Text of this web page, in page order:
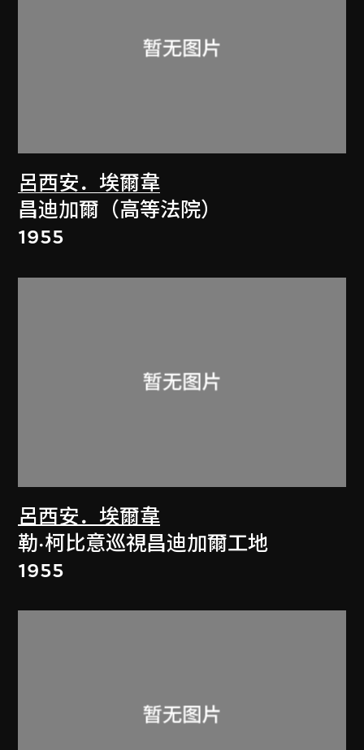
呂西安．埃爾韋
昌迪加爾（高等法院）
1955
呂西安．埃爾韋
勒·柯比意巡視昌迪加爾工地
1955